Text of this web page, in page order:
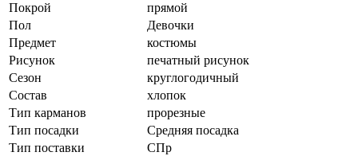
Покрой
прямой
Пол
Девочки
Предмет
костюмы
Рисунок
печатный рисунок
Сезон
круглогодичный
Состав
хлопок
Тип карманов
прорезные
Тип посадки
Средняя посадка
Тип поставки
СПр